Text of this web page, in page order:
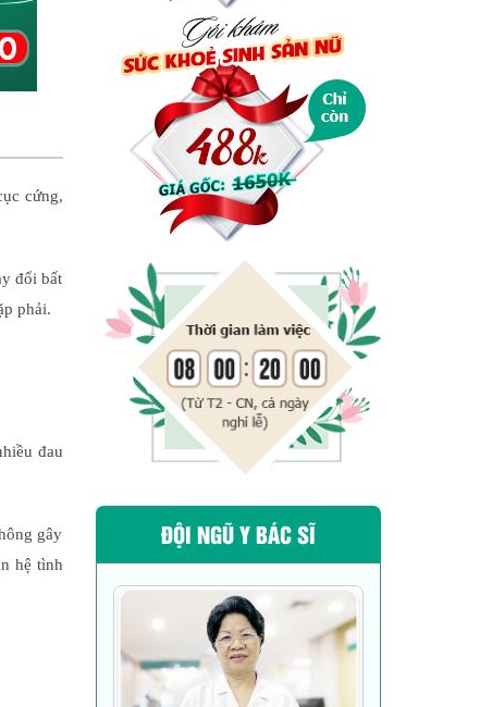
cứng,
đổi bất
phải.
đau
gây
hệ tình
ĐỘI NGŨ Y BÁC SĨ